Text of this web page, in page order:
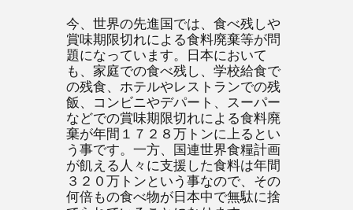
今、世界の先進国では、食べ残しや
賞味期限切れによる食料廃棄等が問
題になっています。日本において
も、家庭での食べ残し、学校給食で
の残食、ホテルやレストランでの残
飯、コンビニやデパート、スーパー
などでの賞味期限切れによる食料廃
棄が年間１７２８万トンに上るとい
う事です。一方、国連世界食糧計画
が飢える人々に支援した食料は年間
３２０万トンという事なので、その
何倍もの食べ物が日本中で無駄に捨